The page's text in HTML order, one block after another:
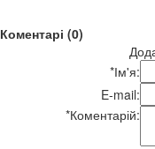
Коментарі (0)
*Ім'я:
E-mail:
*Коментарій: